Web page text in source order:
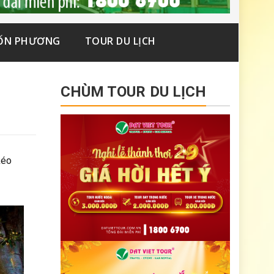
PHƯƠNG TOUR DU LỊCH
CHÙM TOUR DU LỊCH